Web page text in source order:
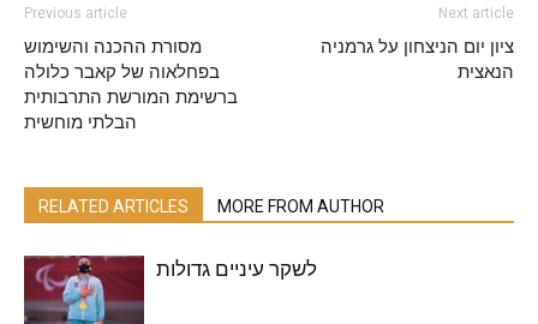
Previous article
מסורת ההכנה והשימוש
בפחלאוה של קאבר כלולה
ברשימת המורשת התרבותית
הבלתי מוחשית
Next article
ציון יום הניצחון על גרמניה
הנאצית
RELATED ARTICLES MORE FROM AUTHOR
לשקר עיניים גדולות